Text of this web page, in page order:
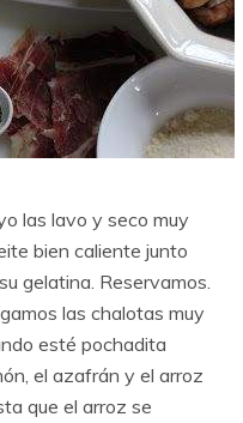
las lavo y seco muy
bien caliente junto
gelatina. Reservamos.
las chalotas muy
esté pochadita
el azafrán y el arroz
que el arroz se